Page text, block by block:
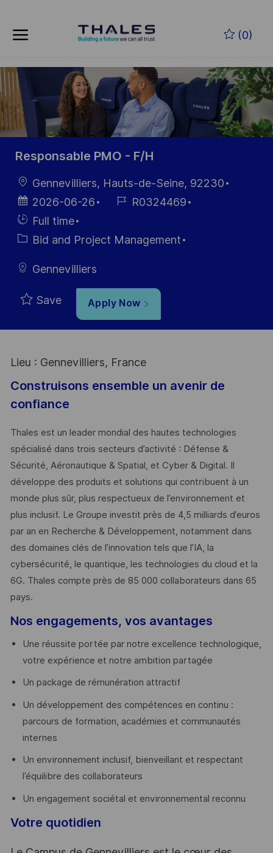
(0)
-
Responsable PMO - F/H
LocationGennevilliers, Hauts-de-Seine, 92230
Posted
Date
2026-06-26
Job R0324469
Hiring
Type
Full time
CategoryBid and Project Management
Gennevilliers
Save Apply Now
Lieu : Gennevilliers, France
Construisons ensemble un avenir de
confiance
Thales est un leader mondial des hautes technologies
spécialisé dans trois secteurs d’activité : Défense &
Sécurité, Aéronautique & Spatial, et Cyber & Digital. Il
développe des produits et solutions qui contribuent à un
monde plus sûr, plus respectueux de l’environnement et
plus inclusif. Le Groupe investit près de 4,5 milliards d’euros
par an en Recherche & Développement, notamment dans
des domaines clés de l’innovation tels que l’IA, la
cybersécurité, le quantique, les technologies du cloud et la
6G. Thales compte près de 85 000 collaborateurs dans 65
pays. ​
Nos engagements, vos avantages
Une réussite portée par notre excellence technologique,
votre expérience et notre ambition partagée
Un package de rémunération attractif
Un développement des compétences en continu :
parcours de formation, académies et communautés
internes
Un environnement inclusif, bienveillant et respectant
l’équilibre des collaborateurs
Un engagement sociétal et environnemental reconnu
Votre quotidien